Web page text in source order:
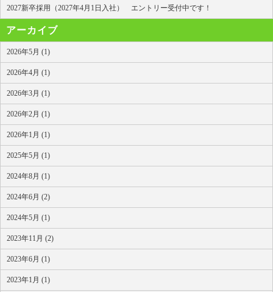
2027新卒採用（2027年4月1日入社） エントリー受付中です！
アーカイブ
2026年5月 (1)
2026年4月 (1)
2026年3月 (1)
2026年2月 (1)
2026年1月 (1)
2025年5月 (1)
2024年8月 (1)
2024年6月 (2)
2024年5月 (1)
2023年11月 (2)
2023年6月 (1)
2023年1月 (1)